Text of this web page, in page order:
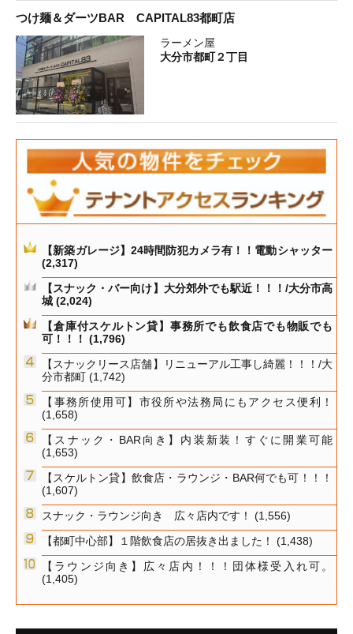
つけ麺＆ダーツBAR CAPITAL83都町店
ラーメン屋
大分市都町２丁目
【新築ガレージ】24時間防犯カメラ有！！電動シャッター
(2,317)
【スナック・バー向け】大分郊外でも駅近！！！/大分市高
城 (2,024)
【倉庫付スケルトン貸】事務所でも飲食店でも物販でも
可！！！ (1,796)
【スナックリース店舗】リニューアル工事し綺麗！！！/大
分市都町 (1,742)
【事務所使用可】市役所や法務局にもアクセス便利！
(1,658)
【スナック・BAR向き】内装新装！すぐに開業可能
(1,653)
【スケルトン貸】飲食店・ラウンジ・BAR何でも可！！！
(1,607)
スナック・ラウンジ向き 広々店内です！
(1,556)
【都町中心部】１階飲食店の居抜き出ました！
(1,438)
【ラウンジ向き】広々店内！！！団体様受入れ可。
(1,405)